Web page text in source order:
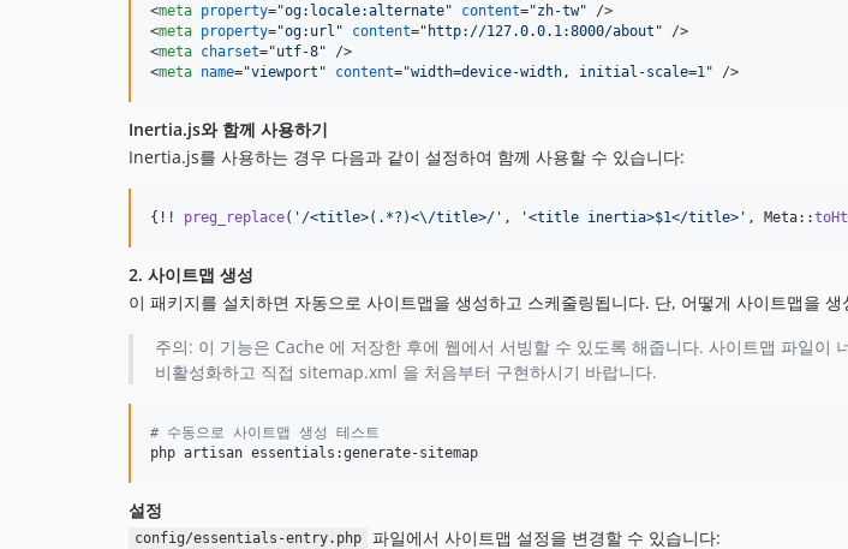
<meta property="og:locale:alternate" content="zh-tw" />
<meta property="og:url " content=" http://127.0.0.1:8000/about " />
<meta charset="utf-8" />
<meta name="viewport " content="width=device-width, initial-scale=1 " />
Inertia.js와 함께 사용하기
Inertia.js를 사용하는 경우 다음과 같이 설정하여 함께 사용할 수 있습니다:
{!! preg_replace( ' /<title>(.*?)<\/title>/ ' , '<title inertia>$1</title> ' , Meta::
2. 사이트맵 생성
이 패키지를 설치하면 자동으로 사이트맵을 생성하고 스케줄링됩니다. 단, 어떻게 사이트맵을
주의: 이 기능은 Cache 에 저장한 후에 웹에서 서빙할 수 있도록 해줍니다. 사이트맵 파일
비활성화하고 직접 sitemap.xml 을 처음부터 구현하시기 바랍니다.
# 수동으로 사이트맵 생성 테스트
php artisan essentials:generate-sitemap
설정
config/essentials-entry.php 파일에서 사이트맵 설정을 변경할 수 있습니다: